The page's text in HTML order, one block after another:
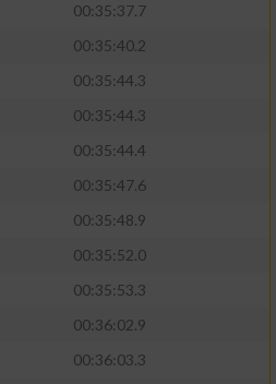
00:35:37.7
00:35:40.2
00:35:44.3
00:35:44.3
00:35:44.4
00:35:47.6
00:35:48.9
00:35:52.0
00:35:53.3
00:36:02.9
00:36:03.3